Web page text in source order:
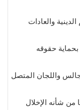
والعادات
حقوقه
واللجان المتصل
شأنه الإخلال